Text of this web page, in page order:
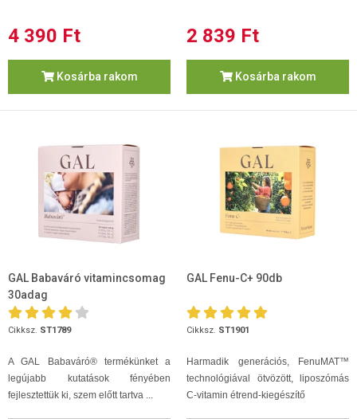
4 390 Ft
Kosárba rakom
2 839 Ft
Kosárba rakom
GAL Babaváró vitamincsomag
30adag
Cikksz. ST1789
A GAL Babaváró® termékünket a
legújabb kutatások fényében
fejlesztettük ki, szem előtt tartva ...
GAL Fenu-C+ 90db
Cikksz. ST1901
Harmadik generációs, FenuMAT™
technológiával ötvözött, liposzómás
C-vitamin étrend-kiegészítő